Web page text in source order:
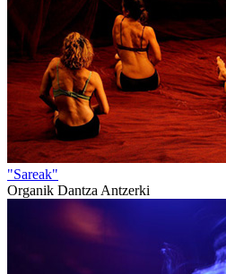
"Sareak"
Organik Dantza Antzerki